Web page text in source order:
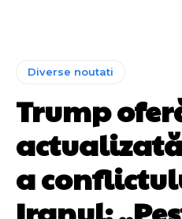
Diverse noutati
Trump
a